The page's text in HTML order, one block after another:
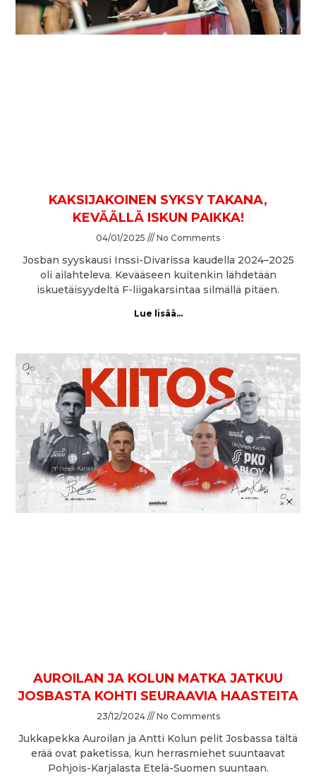
KAKSIJAKOINEN SYKSY TAKANA,
KEVÄÄLLÄ ISKUN PAIKKA!
04/01/2025 No Comments
Josban syyskausi Inssi-Divarissa kaudella 2024–2025
oli ailahteleva. Kevääseen kuitenkin lähdetään
iskuetäisyydeltä F-liigakarsintaa silmällä pitäen.
Lue lisää...
AUROILAN JA KOLUN MATKA JATKUU
JOSBASTA KOHTI SEURAAVIA HAASTEITA
23/12/2024 No Comments
Jukkapekka Auroilan ja Antti Kolun pelit Josbassa tältä
erää ovat paketissa, kun herrasmiehet suuntaavat
Pohjois-Karjalasta Etelä-Suomen suuntaan.